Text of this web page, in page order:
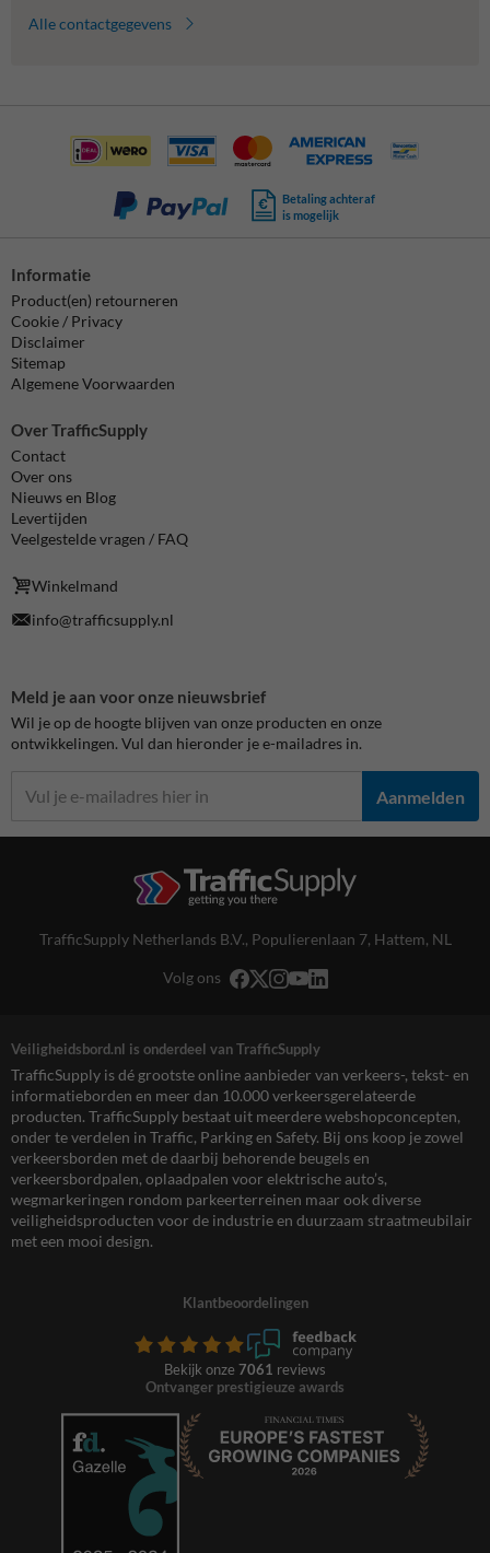
Alle contactgegevens
Betaling achteraf
is mogelijk
Informatie
Product(en) retourneren
Cookie / Privacy
Disclaimer
Sitemap
Algemene Voorwaarden
Over TrafficSupply
Contact
Over ons
Nieuws en Blog
Levertijden
Veelgestelde vragen / FAQ
Winkelmand
info@trafficsupply.nl
Meld je aan voor onze nieuwsbrief
Wil je op de hoogte blijven van onze producten en onze
ontwikkelingen. Vul dan hieronder je e-mailadres in.
Aanmelden
TrafficSupply Netherlands B.V., Populierenlaan 7, Hattem, NL
Volg ons
Veiligheidsbord.nl is onderdeel van TrafficSupply
TrafficSupply is dé grootste online aanbieder van verkeers-, tekst- en
informatieborden en meer dan 10.000 verkeersgerelateerde
producten. TrafficSupply bestaat uit meerdere webshopconcepten,
onder te verdelen in Traffic, Parking en Safety. Bij ons koop je zowel
verkeersborden met de daarbij behorende beugels en
verkeersbordpalen, oplaadpalen voor elektrische auto’s,
wegmarkeringen rondom parkeerterreinen maar ook diverse
veiligheidsproducten voor de industrie en duurzaam straatmeubilair
met een mooi design.
Klantbeoordelingen
Bekijk onze 7061 reviews
Ontvanger prestigieuze awards